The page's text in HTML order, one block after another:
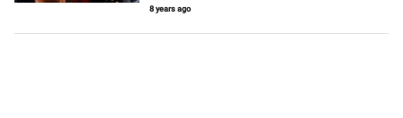
8 years ago